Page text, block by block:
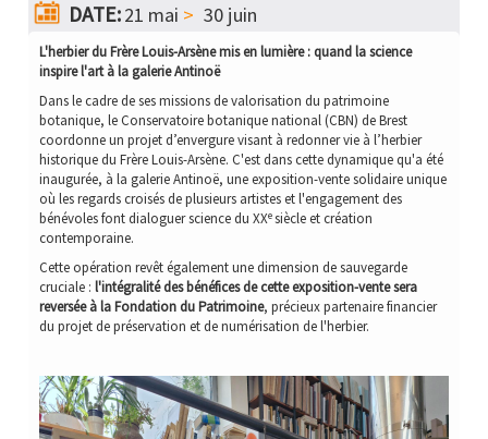
DATE:21 mai
- 30 juin
L'herbier du Frère Louis-Arsène mis en lumière : quand la science
inspire l'art à la galerie Antinoë
Dans le cadre de ses missions de valorisation du patrimoine
botanique, le Conservatoire botanique national (CBN) de Brest
coordonne un projet d’envergure visant à redonner vie à l’herbier
historique du Frère Louis-Arsène. C'est dans cette dynamique qu'a été
inaugurée, à la galerie Antinoë, une exposition-vente solidaire unique
où les regards croisés de plusieurs artistes et l'engagement des
bénévoles font dialoguer science du XXesiècle et création
contemporaine.
Cette opération revêt également une dimension de sauvegarde
cruciale : l'intégralité des bénéfices de cette exposition-vente sera
reversée à la Fondation du Patrimoine, précieux partenaire financier
du projet de préservation et de numérisation de l'herbier.